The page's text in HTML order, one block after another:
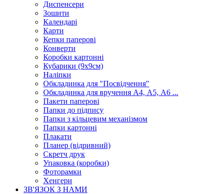
Диспенсери
Зошити
Календарі
Карти
Кепки паперові
Конверти
Коробки картонні
Кубарики (9х9см)
Наліпки
Обкладинка для "Посвідчення"
Обкладинка для вручення А4, А5, А6 ...
Пакети паперові
Папки до підпису
Папки з кільцевим механізмом
Папки картонні
Плакати
Планер (відривний)
Скретч друк
Упаковка (коробки)
Фоторамки
Хенгери
ЗВ'ЯЗОК З НАМИ